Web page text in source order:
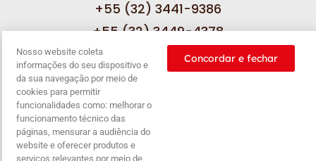
+55 (32) 3441-9386
+55 (32) 3449-4378
Fale com a gente
Nossas
promoções
Política de
privacidade
Nosso website coleta
informações do seu dispositivo e
da sua navegação por meio de
cookies para permitir
funcionalidades como: melhorar o
funcionamento técnico das
páginas, mensurar a audiência do
website e oferecer produtos e
serviços relevantes por meio de
Concordar e fechar